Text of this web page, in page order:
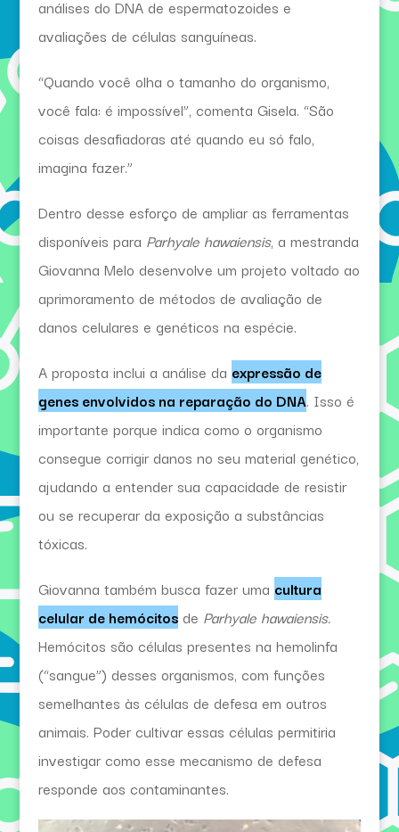
análises do DNA de espermatozoides e
avaliações de células sanguíneas.
“Quando você olha o tamanho do organismo,
você fala: é impossível”, comenta Gisela. “São
coisas desafiadoras até quando eu só falo,
imagina fazer.”
Dentro desse esforço de ampliar as ferramentas
disponíveis para Parhyale hawaiensis, a mestranda
Giovanna Melo desenvolve um projeto voltado ao
aprimoramento de métodos de avaliação de
danos celulares e genéticos na espécie.
A proposta inclui a análise da expressão de
genes envolvidos na reparação do DNA. Isso é
importante porque indica como o organismo
consegue corrigir danos no seu material genético,
ajudando a entender sua capacidade de resistir
ou se recuperar da exposição a substâncias
tóxicas.
Giovanna também busca fazer uma cultura
celular de hemócitosde Parhyale hawaiensis.
Hemócitos são células presentes na hemolinfa
(“sangue”) desses organismos, com funções
semelhantes às células de defesa em outros
animais. Poder cultivar essas células permitiria
investigar como esse mecanismo de defesa
responde aos contaminantes.